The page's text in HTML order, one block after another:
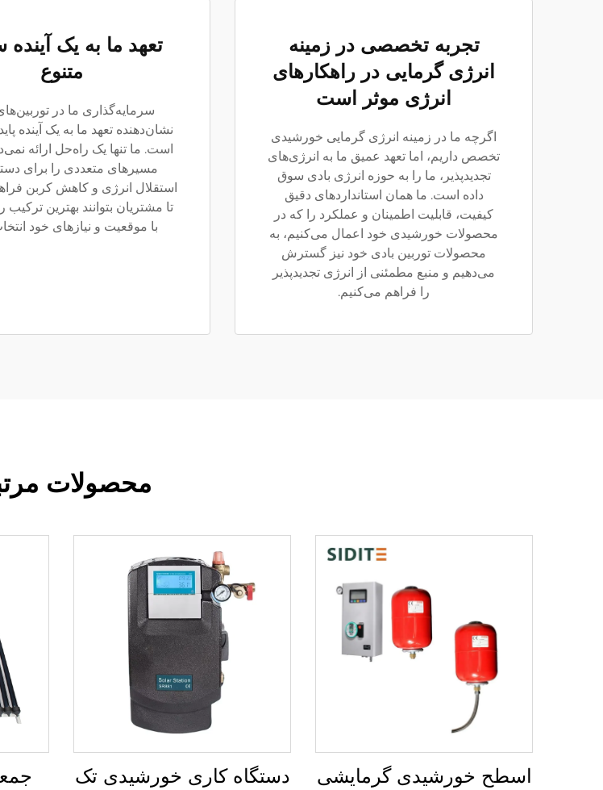
تجربه تخصصی در زمینه
انرژی گرمایی در راهکارهای
انرژی موثر است
اگرچه ما در زمینه انرژی گرمایی خورشیدی
تخصص داریم، اما تعهد عمیق ما به انرژی‌های
تجدیدپذیر، ما را به حوزه انرژی بادی سوق
داده است. ما همان استانداردهای دقیق
کیفیت، قابلیت اطمینان و عملکرد را که در
محصولات خورشیدی خود اعمال می‌کنیم، به
محصولات توربین بادی خود نیز گسترش
می‌دهیم و منبع مطمئنی از انرژی تجدیدپذیر
را فراهم می‌کنیم.
تعهد ما به یک آینده
متنوع
سرمایه‌گذاری ما در
نشان‌دهنده تعهد ما به یک آینده
است. ما تنها یک راه‌حل ارائه
مسیرهای متعددی را برای
استقلال انرژی و کاهش کربن
تا مشتریان بتوانند بهترین
با موقعیت و نیازهای خود
محصولات
اسطح خورشیدی گرمایشی
دستگاه کاری خورشیدی تک